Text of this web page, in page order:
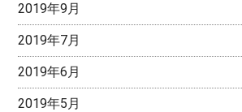
2019年9月
2019年7月
2019年6月
2019年5月